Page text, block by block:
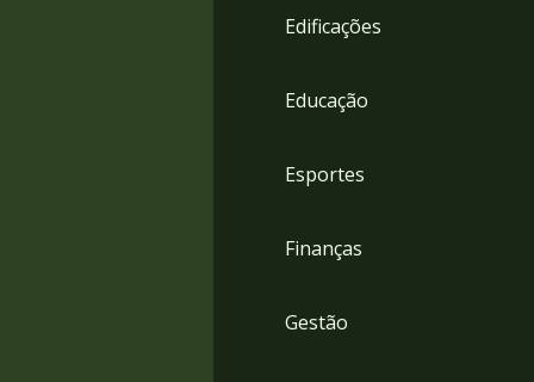
Edificações
Educação
Esportes
Finanças
Gestão